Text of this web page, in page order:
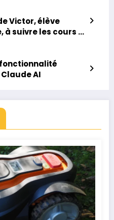
Victor, élève
à suivre les cours à
AI